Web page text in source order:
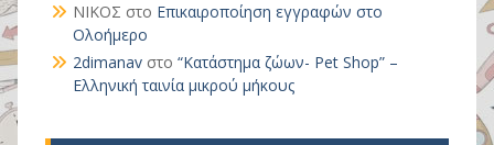
ΝΙΚΟΣ στο Επικαιροποίηση εγγραφών στο
Ολοήμερο
2dimanavστο “Κατάστημα ζώων- Pet Shop” –
Ελληνική ταινία μικρού μήκους